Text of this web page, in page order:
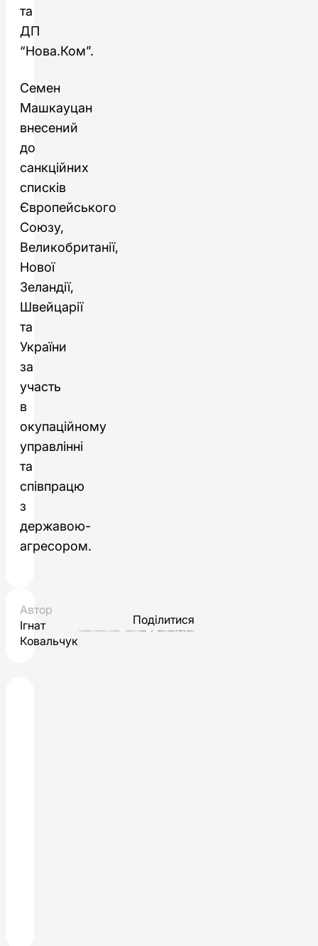
та
ДП
“Нова.Ком”.
Семен
Машкауцан
внесений
до
санкційних
списків
Європейського
Союзу,
Великобританії,
Нової
Зеландії,
Швейцарії
та
України
за
участь
в
окупаційному
управлінні
та
співпрацю
з
державою-
агресором.
Автор
Ігнат
Ковальчук
Поділитися